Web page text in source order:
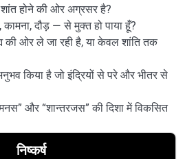
होने की ओर अग्रसर है?
दौड़ — से मुक्त हो पाया हूँ?
की ओर ले जा रही है, या केवल शांति तक
किया है जो इंद्रियों से परे और भीतर से
और “शान्तरजस” की दिशा में विकसित
निष्कर्ष